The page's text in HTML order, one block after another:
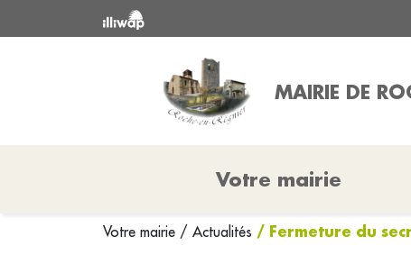
MAIRIE DE
Votre mairie
Votre mairie / Actualités / Fermeture du